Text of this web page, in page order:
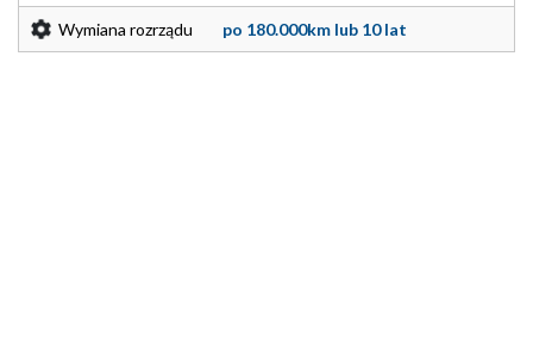
Wymiana rozrządu po 180.000km lub 10 lat